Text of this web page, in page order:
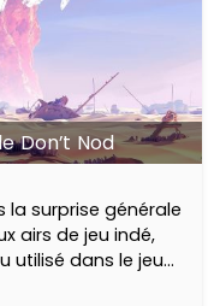
Don’t Nod
la surprise générale
airs de jeu indé,
utilisé dans le jeu